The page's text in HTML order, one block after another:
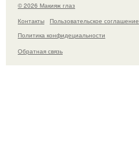
© 2026 Макияж глаз
Контакты
Пользовательское соглашение
Политика конфидециальности
Обратная связь